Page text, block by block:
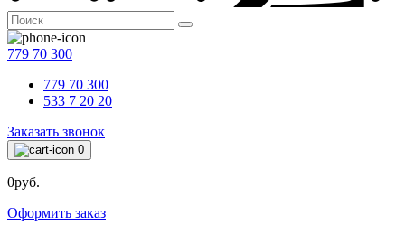
779 70 300
779 70 300
533 7 20 20
Заказать звонок
0
0руб.
Оформить заказ